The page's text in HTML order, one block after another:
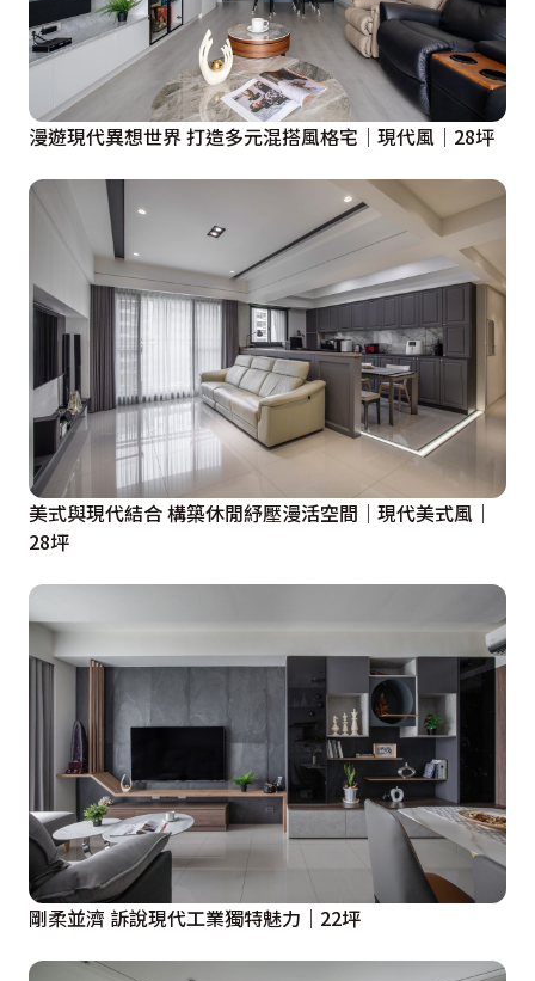
漫遊現代異想世界 打造多元混搭風格宅│現代風│28坪
美式與現代結合 構築休閒紓壓漫活空間｜現代美式風｜
28坪
剛柔並濟 訴說現代工業獨特魅力│22坪